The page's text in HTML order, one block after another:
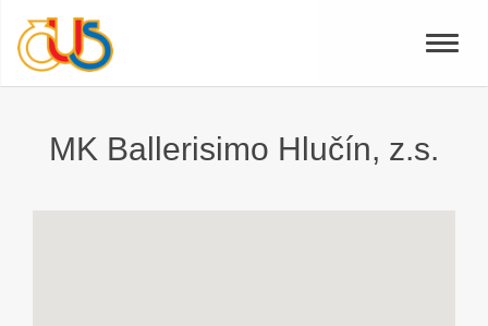
Toggle
MK Ballerisimo Hlučín, z.s.